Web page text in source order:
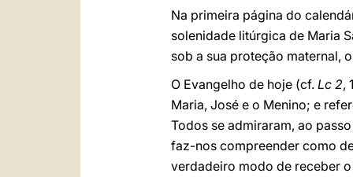
Na primeira página do
solenidade litúrgica de Maria
sob a sua proteção maternal,
O Evangelho de hoje (cf. Lc 2,
Maria, José e o Menino; e
Todos se admiraram, ao
faz-nos compreender como
verdadeiro modo de receber